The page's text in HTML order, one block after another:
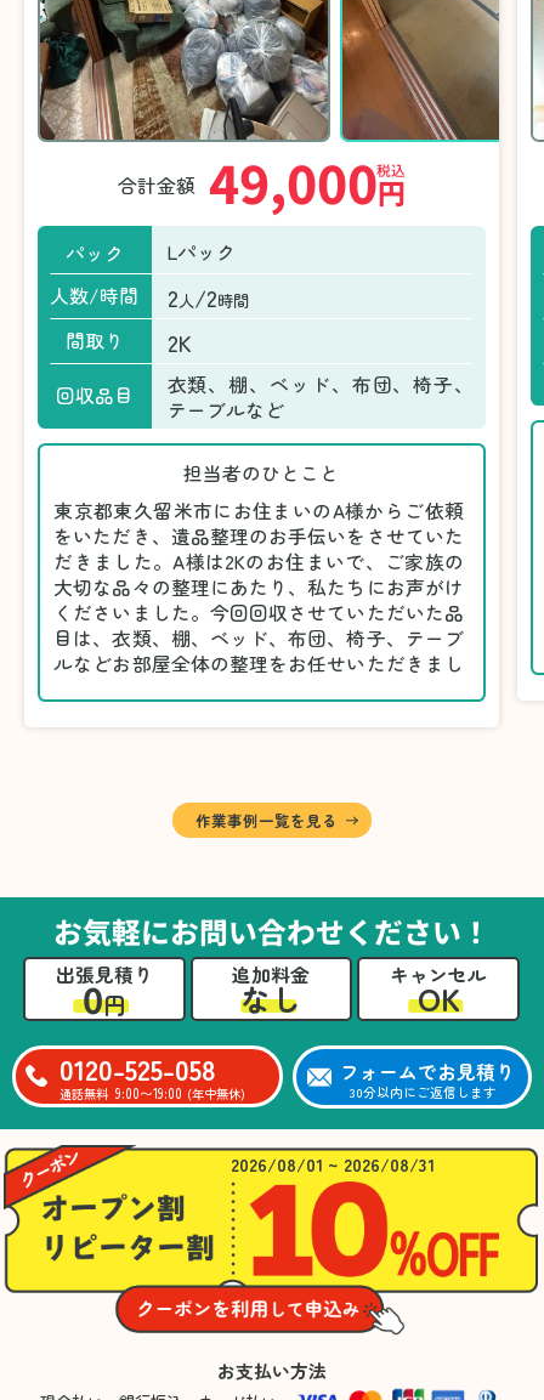
合計金額 49,000円
税込
パック
Lパック
人数/時間
2人 /2時間
間取り 2K
回収品目
衣類、棚、ベッド、布団、椅子、
テーブルなど
担当者のひとこと
東京都東久留米市にお住まいのA様からご依頼
をいただき、遺品整理のお手伝いをさせていた
だきました。A様は2Kのお住まいで、ご家族の
大切な品々の整理にあたり、私たちにお声がけ
くださいました。今回回収させていただいた品
目は、衣類、棚、ベッド、布団、椅子、テーブ
ルなどお部屋全体の整理をお任せいただきまし
に仕分けしました。
A様から「手際よく進めてくれて助かりまし
るのは難しかったと思います」との温かいお言
葉をいただきました。遺品整理という心の負担
が大きい作業において、少しでもA様の力にな
れたことをスタッフ一同嬉しく思います。
作業事例一覧を見る
お気軽にお問い合わせください！
出張見積り
0円
追加料金
なし
キャンセル
OK
0120-525-058
通話無料 9:00〜19:00 (年中無休)
フォームでお見積り
30分以内にご返信します
2026/08/01 ~ 2026/08/31
お支払い方法